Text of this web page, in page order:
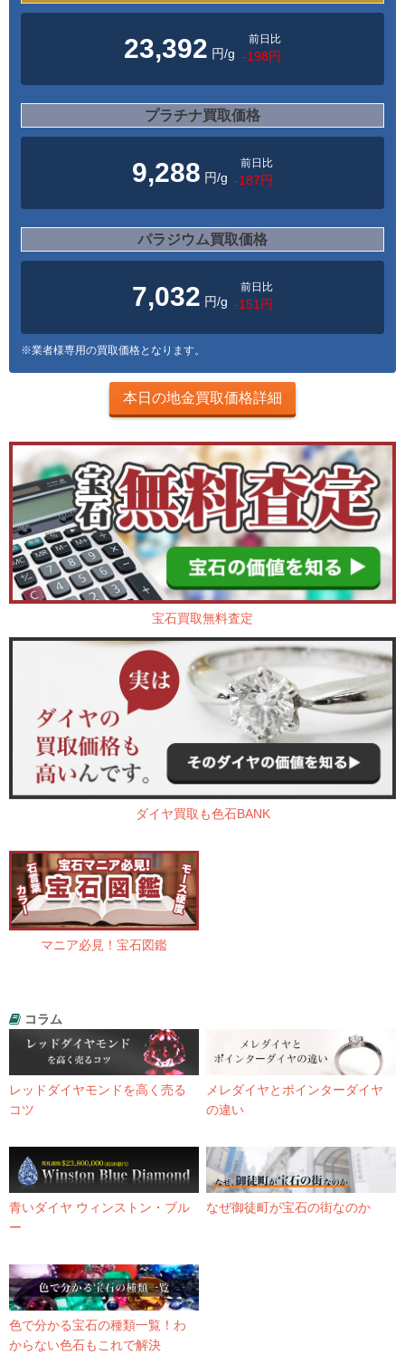
23,392 円/g
前日比
-198円
プラチナ買取価格
9,288 円/g
前日比
-187円
パラジウム買取価格
7,032 円/g
前日比
-151円
※業者様専用の買取価格となります。
本日の地金買取価格詳細
宝石買取無料査定
ダイヤ買取も色石BANK
マニア必見！宝石図鑑
コラム
レッドダイヤモンドを高く売る
コツ
メレダイヤとポインターダイヤ
の違い
青いダイヤ ウィンストン・ブル
ー
なぜ御徒町が宝石の街なのか
色で分かる宝石の種類一覧！わ
からない色石もこれで解決